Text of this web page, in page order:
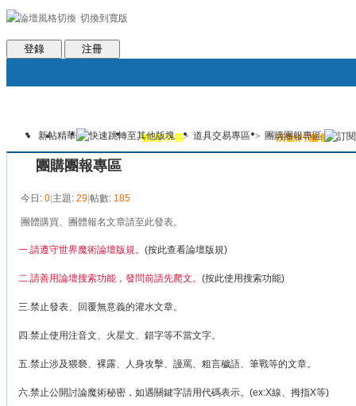
切換到寬版
會員條款 社區服務
登錄 注冊
論壇 圈子 邀請注冊 群組聚合 活動行事曆
新帖精華 > 道具交易專區 > 團購團報專區
團購團報專區
今日: 0|主題: 29|帖數: 185
團體購買、團體報名文章請至此發表。
一.請遵守世界魔術論壇版規。 (按此查看論壇版規)
二.請善用論壇搜索功能，發問前請先爬文。 (按此使用搜索功能)
三.禁止發表、回覆無意義的灌水文章。
四.禁止使用注音文、火星文、錯字等不當文字。
五.禁止涉及猥褻、裸露、人身攻擊、謾罵、粗言穢語、筆戰等的文章。
六.禁止公開討論魔術秘密，如遇關鍵字請用代碼表示。(ex:X線、拇指X等)